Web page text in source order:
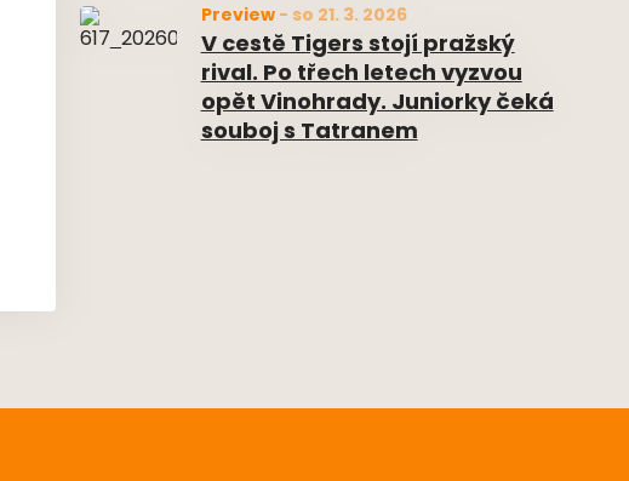
Preview- so 21. 3. 2026
V cestě Tigers stojí pražský
rival. Po třech letech vyzvou
opět Vinohrady. Juniorky čeká
souboj s Tatranem